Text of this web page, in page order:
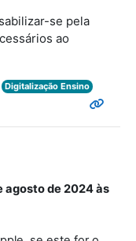
se pela
ao
Digitalização Ensino
agosto de 2024 às